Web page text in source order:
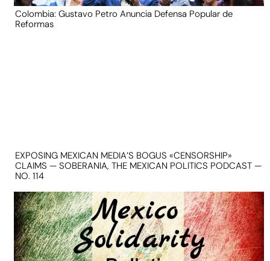
Colombia: Gustavo Petro Anuncia Defensa Popular de
Reformas
EXPOSING MEXICAN MEDIA’S BOGUS «CENSORSHIP»
CLAIMS — SOBERANIA, THE MEXICAN POLITICS PODCAST —
NO. 114